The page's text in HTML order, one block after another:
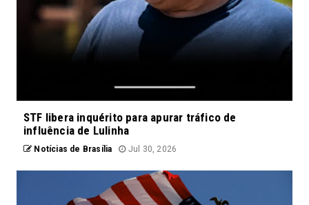
STF libera inquérito para apurar tráfico de
influência de Lulinha
Notícias de Brasília Jul 30, 2026